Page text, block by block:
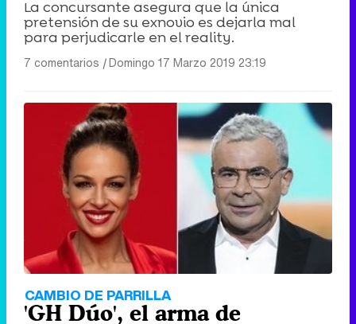
La concursante asegura que la única
pretensión de su exnovio es dejarla mal
para perjudicarle en el reality.
7 comentarios |Domingo 17 Marzo 2019 23:19
CAMBIO DE PARRILLA
'GH Dúo', el arma de